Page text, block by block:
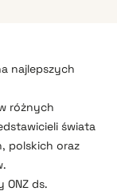
najlepszych
różnych
świata
polskich oraz
ds.